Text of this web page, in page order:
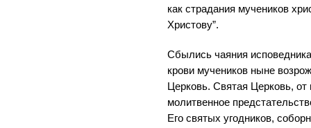
как страдания мучеников
Христову”.
Сбылись чаяния
крови мучеников ныне
Церковь. Святая Церковь,
молитвенное
Его святых угодников,